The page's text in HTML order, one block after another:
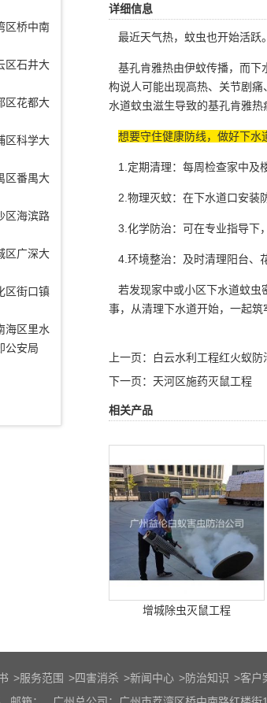
区桥中南
区石井大
区花都大
区科学大
区番禺大
区海滨路
区广深大
区街口镇
海区里水
公安局
详细信息
最近天气热，蚊虫也开始活跃。
基孔肯雅热由伊蚊传播，而下
构说人可能出现高热、关节剧
水道蚊虫滋生导致的基孔肯雅热
想要守住健康防线，做好下水
1.定期清理：每周检查家中及
2.物理灭蚊：在下水道口安装
3.化学防治：可在专业指导下
4.环境整治：及时清理阳台、
若发现家中或小区下水道蚊虫
事，从清理下水道开始，一起筑
上一页：
白云水利工程红火蚁防
下一页： 天河区施药灭鼠工程
相关产品
增城除虫灭鼠工程
>服务范围 >四害消杀 >新闻中心 >防治知识 >客户